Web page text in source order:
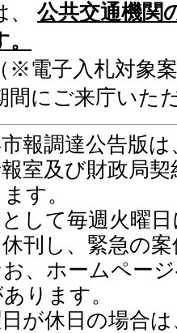
、 公共交通機関
（※電子入札対象
間にご来庁いた
市報調達公告版
室及び財政局
す。
として毎週火曜
刊し、緊急の
、ホームペー
ります。
日が休日の場合